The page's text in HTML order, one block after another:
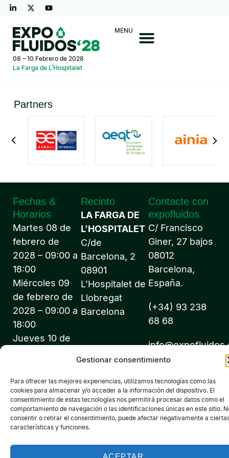
Gestionar consentimiento
Para ofrecer las mejores experiencias, utilizamos tecnologías como las
cookies para almacenar y/o acceder a la información del dispositivo. El
consentimiento de estas tecnologías nos permitirá procesar datos como el
comportamiento de navegación o las identificaciones únicas en este sitio.
consentir o retirar el consentimiento, puede afectar negativamente a
características y funciones.
ACEPTAR
08 – 10 Febrero de 2028
La Farga de L’Hospitalet
MENU
Partners
Fechas &
Horarios
Martes 08 de
febrero de
2028 – 09:00 a
18:00
Miércoles 09
de febrero de
2028 – 09:00 a
18:00
Jueves 10 de
2028 – 09:00 a
18:00
Recinto
LA FARGA DE
L’HOSPITALET
C/de
Barcelona, 2
08901
L’Hospitalet de
Llobregat
Barcelona
Contacte con
expofluidos
C/ Francisco
Giner, 27 bajos
08012
Barcelona,
España.
(+34) 93 238
68 68
Organiza: PROFEI SL – NIF: B60035490 – Registro Mercantil: